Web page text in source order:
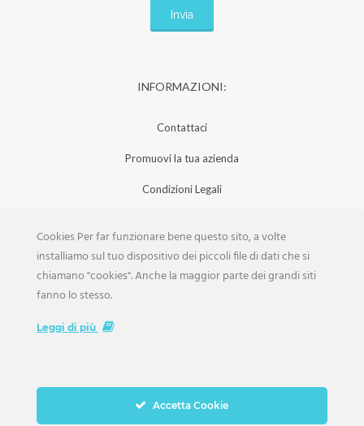
INFORMAZIONI:
Contattaci
Promuovi la tua azienda
Condizioni Legali
Iscrizione Aziende
Scarica la Rivista
Cookies Per far funzionare bene questo sito, a volte
installiamo sul tuo dispositivo dei piccoli file di dati che si
chiamano "cookies". Anche la maggior parte dei grandi siti
fanno lo stesso.
Leggi di più
Accetta Cookie